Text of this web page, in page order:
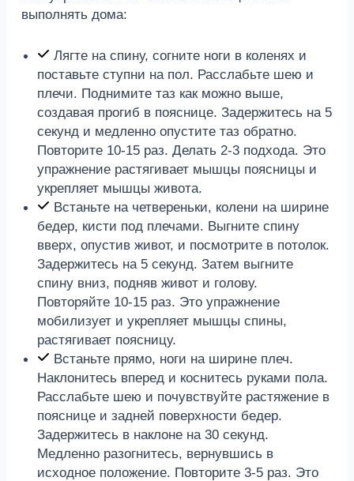
выполнять дома:
Лягте на спину, согните ноги в коленях и
поставьте ступни на пол. Расслабьте шею и
плечи. Поднимите таз как можно выше,
создавая прогиб в пояснице. Задержитесь на 5
секунд и медленно опустите таз обратно.
Повторите 10-15 раз. Делать 2-3 подхода. Это
упражнение растягивает мышцы поясницы и
укрепляет мышцы живота.
Встаньте на четвереньки, колени на ширине
бедер, кисти под плечами. Выгните спину
вверх, опустив живот, и посмотрите в потолок.
Задержитесь на 5 секунд. Затем выгните
спину вниз, подняв живот и голову.
Повторяйте 10-15 раз. Это упражнение
мобилизует и укрепляет мышцы спины,
растягивает поясницу.
Встаньте прямо, ноги на ширине плеч.
Наклонитесь вперед и коснитесь руками пола.
Расслабьте шею и почувствуйте растяжение в
пояснице и задней поверхности бедер.
Задержитесь в наклоне на 30 секунд.
Медленно разогнитесь, вернувшись в
исходное положение. Повторите 3-5 раз. Это